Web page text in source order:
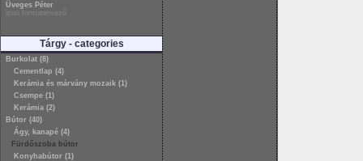
Üveges Péter
ipari formatervező
Tárgy - categories
Burkolat (8)
Cementlap (4)
Kerámia és márvány mozaik (1)
Csempe (1)
Kerámia (2)
Bútor (40)
Ágy, kanapé (4)
Fürdőszoba bútor
Konyhabútor (1)